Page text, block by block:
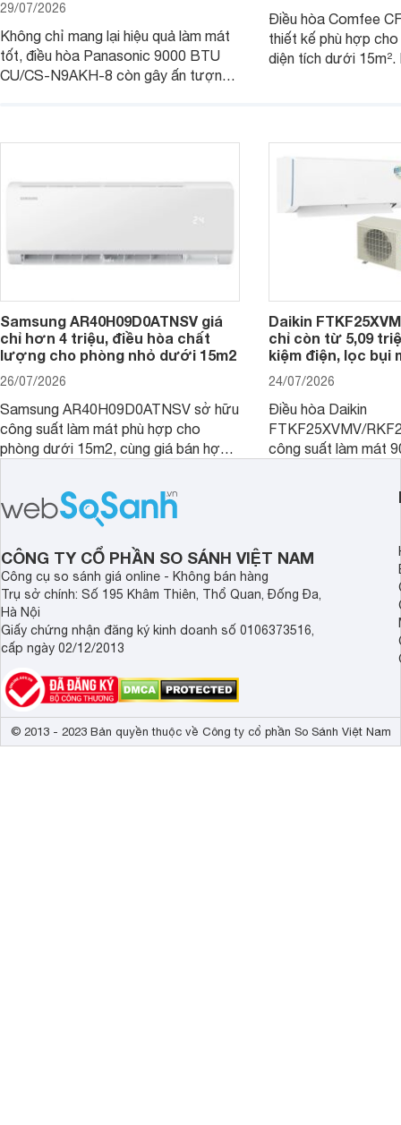
29/07/2026
Không chỉ mang lại hiệu quả làm mát
tốt, điều hòa Panasonic 9000 BTU
CU/CS-N9AKH-8 còn gây ấn tượng
Điều hòa Comfee
thiết kế phù hợp
diện tích dưới
mức giá dễ tiếp cận.
Samsung AR40H09D0ATNSV giá
chỉ hơn 4 triệu, điều hòa chất
lượng cho phòng nhỏ dưới 15m2
26/07/2026
Samsung AR40H09D0ATNSV sở hữu
công suất làm mát phù hợp cho
phòng dưới 15m2, cùng giá bán hợp
phòng ngủ, phòng khách gia đình.
Daikin
chỉ còn từ 5,09
kiệm điện, lọc bụi
24/07/2026
Điều hòa Daikin
FTKF25XVMV/
công suất làm mát
nhỏ dưới 15 m2.
được nhiều đại lý
CÔNG TY CỔ PHẦN SO SÁNH VIỆT NAM
Công cụ so sánh giá online - Không bán hàng
Trụ sở chính: Số 195 Khâm Thiên, Thổ Quan, Đống Đa,
Hà Nội
Giấy chứng nhận đăng ký kinh doanh số 0106373516,
cấp ngày 02/12/2013
© 2013 - 2023 Bản quyền thuộc về Công ty cổ phần So Sánh Việt Nam